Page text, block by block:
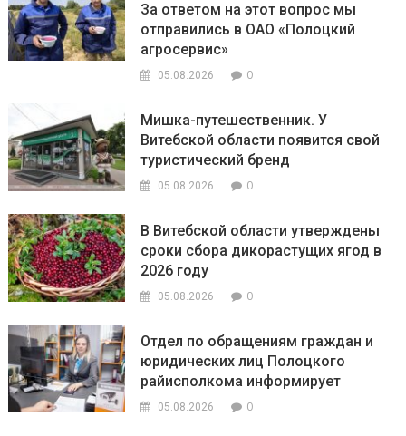
За ответом на этот вопрос мы
отправились в ОАО «Полоцкий
агросервис»
05.08.2026 0
Мишка-путешественник. У
Витебской области появится свой
туристический бренд
05.08.2026 0
В Витебской области утверждены
сроки сбора дикорастущих ягод в
2026 году
05.08.2026 0
Отдел по обращениям граждан и
юридических лиц Полоцкого
райисполкома информирует
05.08.2026 0